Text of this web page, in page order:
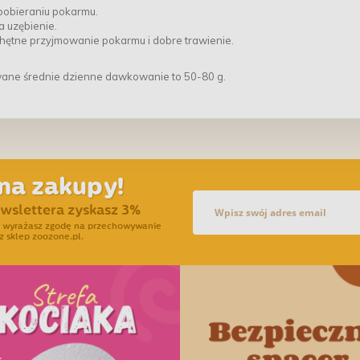
pokarmu.
uzębienie.
przyjmowanie pokarmu i dobre trawienie.
średnie dzienne dawkowanie to 50-80 g.
zakupy!
zyskasz 3%
zgodę na przechowywanie
sklep zoozone.pl.